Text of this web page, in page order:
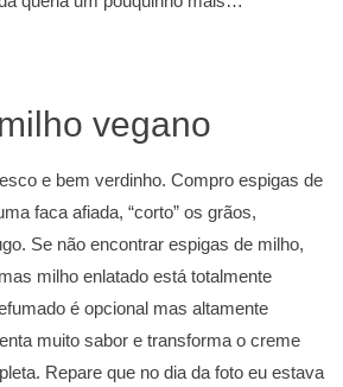
vegano
e bem verdinho. Compro espigas de
faca afiada, “corto” os grãos,
Se não encontrar espigas de milho,
milho enlatado está totalmente
é opcional mas altamente
muito sabor e transforma o creme
Repare que no dia da foto eu estava